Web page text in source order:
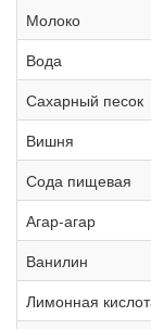
Молоко
Вода
Сахарный песок
Вишня
Сода пищевая
Агар-агар
Ванилин
Лимонная